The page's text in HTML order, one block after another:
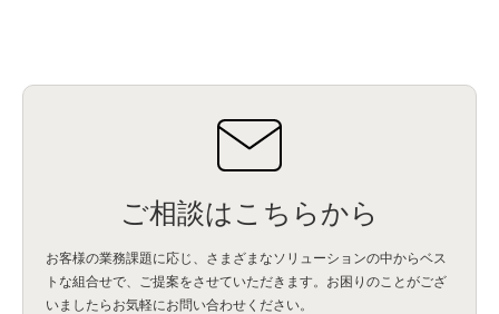
ご相談はこちらから
お客様の業務課題に応じ、さまざまなソリューションの中からベス
トな組合せで、
ご提案をさせていただきます。お困りのことがござ
いましたらお気軽にお問い合わせください。